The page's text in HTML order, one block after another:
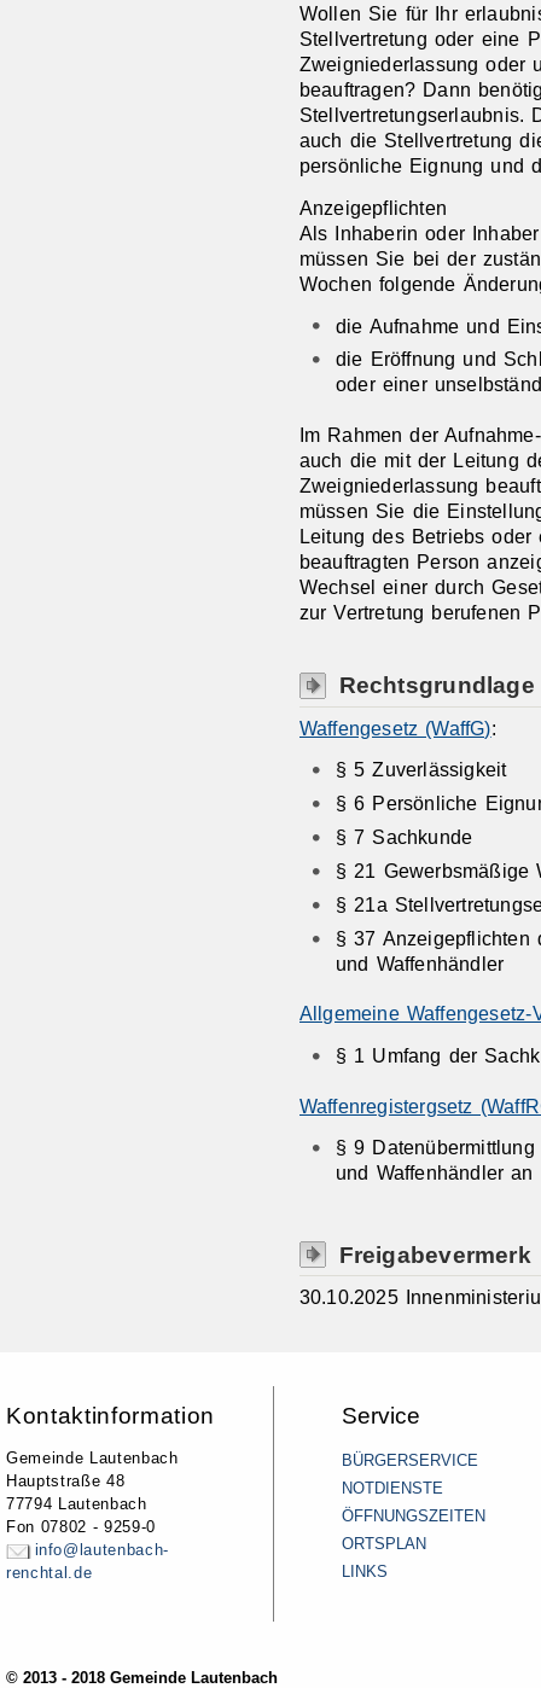
Wollen Sie für Ihr
Stellvertretung oder eine
Zweigniederlassung oder
beauftragen? Dann
Stellvertretungserlaubnis.
auch die Stellvertretung
persönliche Eignung und
Anzeigepflichten
Als Inhaberin oder
müssen Sie bei der
Wochen folgende
die Aufnahme und
die Eröffnung und
oder einer
Im Rahmen der
auch die mit der Leitung
Zweigniederlassung
müssen Sie die
Leitung des Betriebs
beauftragten Person
Wechsel einer durch
zur Vertretung berufenen
Rechtsgrundlage
Waffengesetz (WaffG):
§ 5 Zuverlässigkeit
§ 6 Persönliche
§ 7 Sachkunde
§ 21 Gewerbsmäßige
§ 21a
§ 37 Anzeigepflichten
und Waffenhändler
Allgemeine Waffengesetz-
§ 1 Umfang der
Waffenregistergsetz
§ 9
und Waffenhändler
Freigabevermerk
30.10.2025
Kontaktinformation
Gemeinde Lautenbach
Hauptstraße 48
77794 Lautenbach
Fon 07802 - 9259-0
info@lautenbach-
renchtal.de
Service
BÜRGERSERVICE
NOTDIENSTE
ÖFFNUNGSZEITEN
ORTSPLAN
LINKS
© 2013 - 2018 Gemeinde Lautenbach